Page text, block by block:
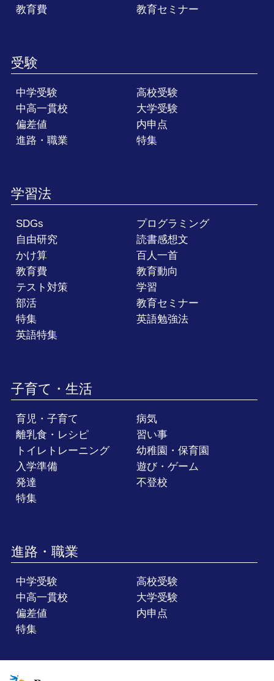
教育費 教育セミナー
受験
中学受験
高校受験
中高一貫校
大学受験
偏差値
内申点
進路・職業
特集
学習法
SDGs
プログラミング
自由研究
読書感想文
かけ算
百人一首
教育費
教育動向
テスト対策
学習
部活
教育セミナー
特集
英語勉強法
英語特集
子育て・生活
育児・子育て
病気
離乳食・レシピ
習い事
トイレトレーニング
幼稚園・保育園
入学準備
遊び・ゲーム
発達
不登校
特集
進路・職業
中学受験
高校受験
中高一貫校
大学受験
偏差値
内申点
特集